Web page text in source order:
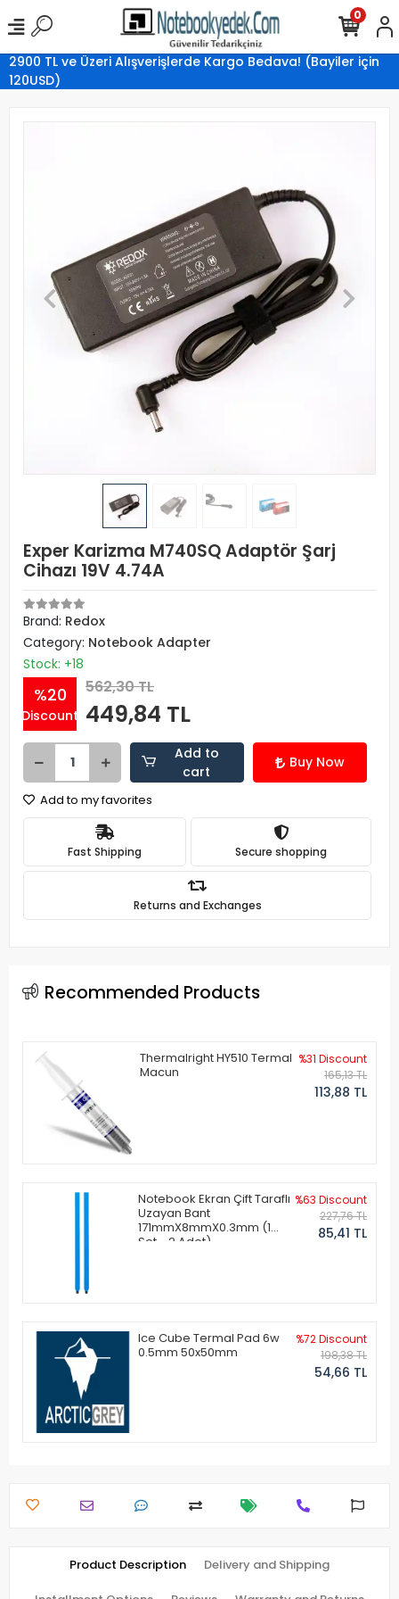
2900 TL ve Üzeri Alışverişlerde Kargo Bedava! (Bayiler için
120USD)
0
Exper Karizma M740SQ Adaptör Şarj
Cihazı 19V 4.74A
Brand: Redox
Category: Notebook Adapter
Stock: +18
%20
Discount
562,30 TL
449,84 TL
Add to
cart
Buy Now
Add to my favorites
Fast Shipping Secure shopping
Returns and Exchanges
Recommended Products
Thermalright HY510 Termal
Macun
%31 Discount
165,13 TL
113,88 TL
Notebook Ekran Çift Taraflı
Uzayan Bant
171mmX8mmX0.3mm (1
Set - 2 Adet)
%63 Discount
227,76 TL
85,41 TL
Ice Cube Termal Pad 6w
0.5mm 50x50mm
%72 Discount
198,38 TL
54,66 TL
Product Description Delivery and Shipping